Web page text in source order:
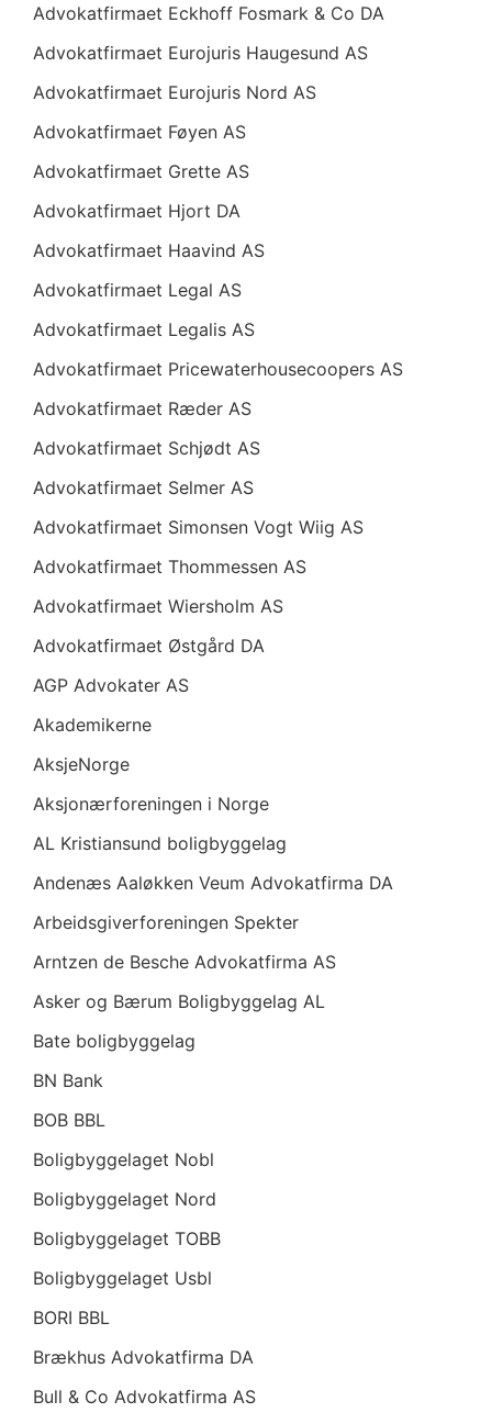
Advokatfirmaet Eckhoff Fosmark & Co DA
Advokatfirmaet Eurojuris Haugesund AS
Advokatfirmaet Eurojuris Nord AS
Advokatfirmaet Føyen AS
Advokatfirmaet Grette AS
Advokatfirmaet Hjort DA
Advokatfirmaet Haavind AS
Advokatfirmaet Legal AS
Advokatfirmaet Legalis AS
Advokatfirmaet Pricewaterhousecoopers AS
Advokatfirmaet Ræder AS
Advokatfirmaet Schjødt AS
Advokatfirmaet Selmer AS
Advokatfirmaet Simonsen Vogt Wiig AS
Advokatfirmaet Thommessen AS
Advokatfirmaet Wiersholm AS
Advokatfirmaet Østgård DA
AGP Advokater AS
Akademikerne
AksjeNorge
Aksjonærforeningen i Norge
AL Kristiansund boligbyggelag
Andenæs Aaløkken Veum Advokatfirma DA
Arbeidsgiverforeningen Spekter
Arntzen de Besche Advokatfirma AS
Asker og Bærum Boligbyggelag AL
Bate boligbyggelag
BN Bank
BOB BBL
Boligbyggelaget Nobl
Boligbyggelaget Nord
Boligbyggelaget TOBB
Boligbyggelaget Usbl
BORI BBL
Brækhus Advokatfirma DA
Bull & Co Advokatfirma AS